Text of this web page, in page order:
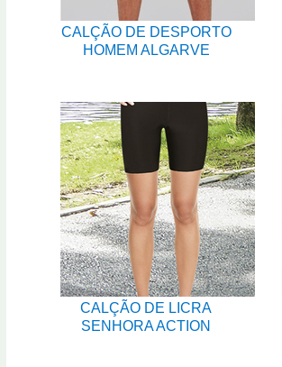
CALÇÃO DE DESPORTO
HOMEM ALGARVE
CALÇÃO DE LICRA
SENHORA ACTION